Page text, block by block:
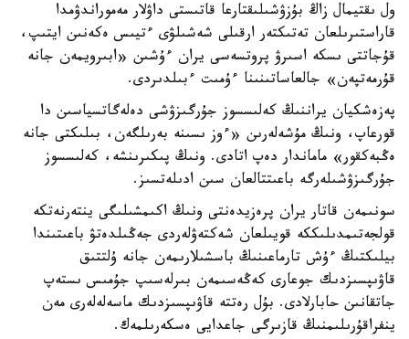
ول ىقتيمال زاڭ بۇزۋشىلىقتارعا قاتىستى داۋلار مەموراندۋمدا
قاراستىرىلعان تەتىكتەر ارقىلى شەشىلۋى ءتيىس ەكەنىن ايتىپ،
قۇجاتتى ىسكە اسىرۋ پروتسەسى يران ءۇشىن «ابىرويمەن جانە
قۇرمەتپەن» جالعاساتىنىنا ءۇمىت ءبىلدىردى.
پەزەشكيان يراننىڭ كەلىسسوز جۇرگىزۋشى دەلەگاتسياسىن دا
قورعاپ، ونىڭ مۇشەلەرىن «ءوز ىسىنە بەرىلگەن، بىلىكتى جانە
ەڭبەكقور» ماماندار دەپ اتادى. ونىڭ پىكىرىنشە، كەلىسسوز
جۇرگىزۋشىلەرگە باعىتتالعان سىن ادىلەتسىز.
سونىمەن قاتار يران پرەزيدەنتى ونىڭ اكىمشىلىگى ينتەرنەتكە
قولجەتىمدىلىككە قويىلعان شەكتەۋلەردى جەڭىلدەتۋ باعىتىندا
بيلىكتىڭ ءۇش تارماعىنىڭ باسشىلارىمەن جانە ۇلتتىق
قاۋىپسىزدىك جوعارى كەڭەسىمەن بىرلەسىپ جۇمىس ىستەپ
جاتقانىن حابارلادى. بۇل رەتتە قاۋىپسىزدىك ماسەلەلەرى مەن
ينفراقۇرىلىمنىڭ قازىرگى جاعدايى ەسكەرىلمەك.